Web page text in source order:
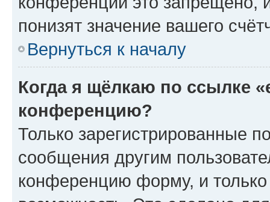
понизят значение вашего
Вернуться к началу
Когда я щёлкаю по ссылке
конференцию?
Только зарегистрированные
сообщения другим
конференцию форму, и